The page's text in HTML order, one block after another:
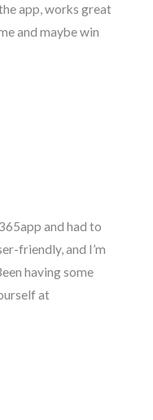
app, works great
and maybe win
and had to
friendly, and I’m
having some
at